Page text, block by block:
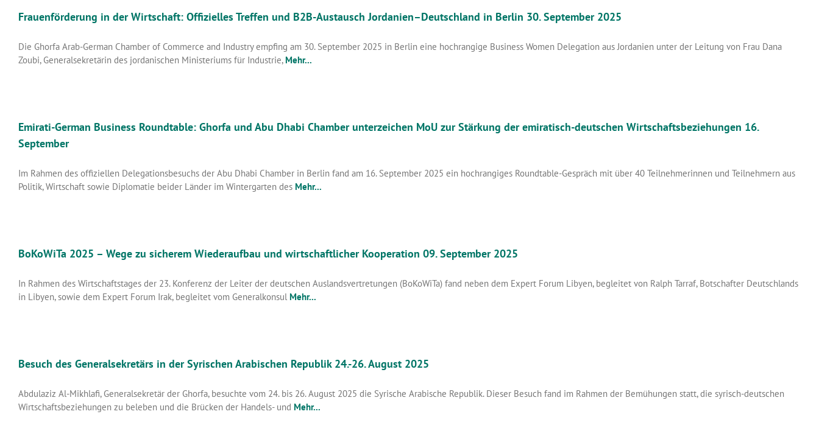
Frauenförderung in der Wirtschaft: Offizielles Treffen und B2B-Austausch Jordanien–Deutschland in Berlin 30. September 2025
Die Ghorfa Arab-German Chamber of Commerce and Industry empfing am 30. September 2025 in Berlin eine hochrangige Business Women Delegation aus Jordanien unter der Leitung von Frau Dana
Zoubi, Generalsekretärin des jordanischen Ministeriums für Industrie,Mehr...
Emirati-German Business Roundtable: Ghorfa und Abu Dhabi Chamber unterzeichen MoU zur Stärkung der emiratisch-deutschen Wirtschaftsbeziehungen 16.
September
Im Rahmen des offiziellen Delegationsbesuchs der Abu Dhabi Chamber in Berlin fand am 16. September 2025 ein hochrangiges Roundtable-Gespräch mit über 40 Teilnehmerinnen und Teilnehmern aus
Politik, Wirtschaft sowie Diplomatie beider Länder im Wintergarten des Mehr...
BoKoWiTa 2025 – Wege zu sicherem Wiederaufbau und wirtschaftlicher Kooperation 09. September 2025
In Rahmen des Wirtschaftstages der 23. Konferenz der Leiter der deutschen Auslandsvertretungen (BoKoWiTa) fand neben dem Expert Forum Libyen, begleitet von Ralph Tarraf, Botschafter Deutschlands
in Libyen, sowie dem Expert Forum Irak, begleitet vom Generalkonsul Mehr...
Besuch des Generalsekretärs in der Syrischen Arabischen Republik 24.-26. August 2025
Abdulaziz Al-Mikhlafi, Generalsekretär der Ghorfa, besuchte vom 24. bis 26. August 2025 die Syrische Arabische Republik. Dieser Besuch fand im Rahmen der Bemühungen statt, die syrisch-deutschen
Wirtschaftsbeziehungen zu beleben und die Brücken der Handels- und Mehr...